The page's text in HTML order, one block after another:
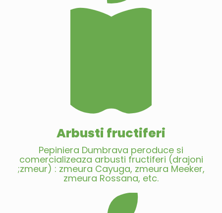
Arbusti fructiferi
Pepiniera Dumbrava peroduce si
comercializeaza arbusti fructiferi (drajoni
;zmeur) : zmeura Cayuga, zmeura Meeker,
zmeura Rossana, etc.